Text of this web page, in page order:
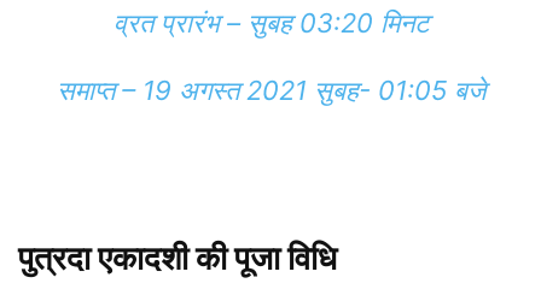
व्रत प्रारंभ – सुबह 03:20 मिनट
समाप्त – 19 अगस्त 2021 सुबह- 01:05 बजे
पुत्रदा एकादशी की पूजा विधि